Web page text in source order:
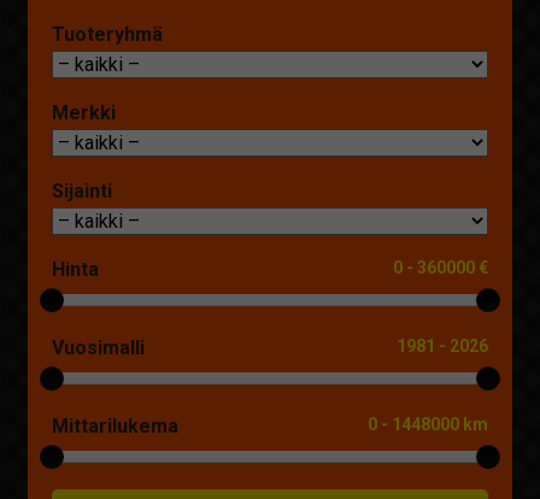
Tuoteryhmä
Merkki
Sijainti
0 -360000 €
Hinta
1981 - 2026
Vuosimalli
0 - 1448000 km
Mittarilukema